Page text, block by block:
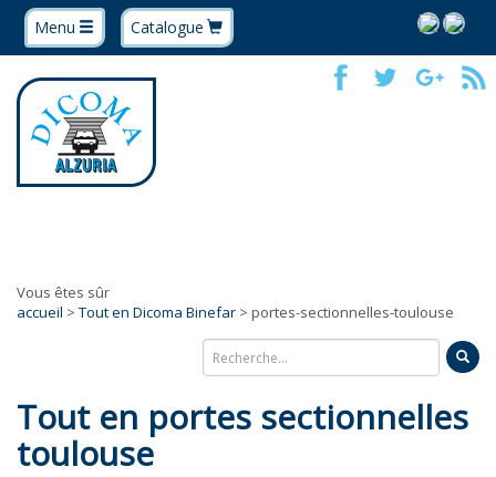
Menu Catalogue
Vous êtes sûr
accueil > Tout en Dicoma Binefar > portes-sectionnelles-toulouse
Tout en portes sectionnelles
toulouse